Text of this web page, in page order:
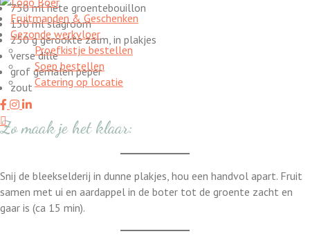
Fruitmanden & Geschenken
Gezonde werkvloer
Proefkistje bestellen
Soep bestellen
Catering op locatie
Catering op locatie
Soep bestellen
Fruit op het werk
750 ml hete groentebouillon
150 ml slagroom
250 g gerookte zalm, in plakjes
verse dille
grof gemalen peper
zout
Zo maak je het klaar:
Snij de bleekselderij in dunne plakjes, hou een handvol apart. Fruit
samen met ui en aardappel in de boter tot de groente zacht en
gaar is (ca 15 min).